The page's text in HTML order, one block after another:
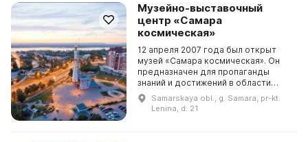
Музейно-выставочный
центр «Самара
космическая»
12 апреля 2007 года был открыт
музей «Самара космическая». Он
предназначен для пропаганды
знаний и достижений в области
космического ракетостроения, а
также для приобщения молодых
людей к отечественны...
Samarskaya obl., g. Samara, pr-kt.
Lenina, d. 21